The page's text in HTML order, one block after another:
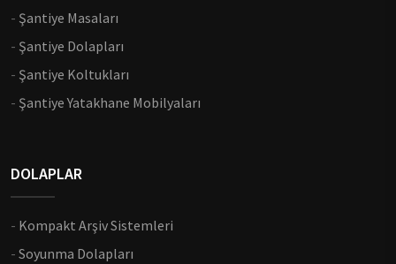
- Şantiye Masaları
- Şantiye Dolapları
- Şantiye Koltukları
- Şantiye Yatakhane Mobilyaları
DOLAPLAR
- Kompakt Arşiv Sistemleri
- Soyunma Dolapları